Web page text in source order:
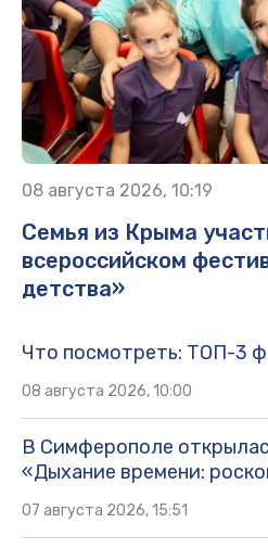
08 августа 2026, 10:19
Семья из Крыма
всероссийском
детства»
Что посмотреть: ТОП-3
08 августа 2026, 10:00
В Симферополе
«Дыхание времени:
07 августа 2026, 15:51